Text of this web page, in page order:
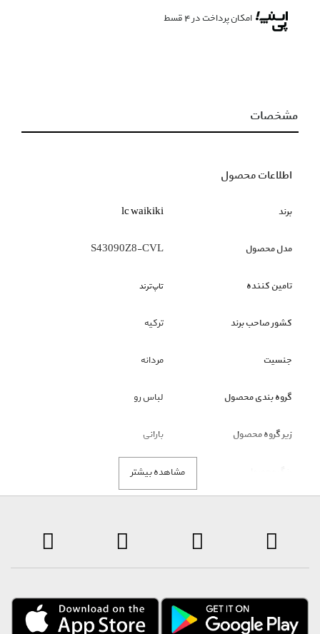
امکان پرداخت در 4 قسط
مشخصات
مشاهده بیشتر
اطلاعات محصول
برند lc waikiki
مدل محصول S43090Z8-CVL
تامین کننده تاپ‌ترند
کشور صاحب برند ترکیه
جنسیت مردانه
گروه بندی محصول لباس رو
زیر گروه محصول بارانی
سیاه
با توجه به شرایط خاص تامین کننده این برند، انصراف از خرید حداکثر ظرف
مدت ۲۴ ساعت از زمان سفارش و تعویض و مرجوع تا ۲۴ ساعت پس از